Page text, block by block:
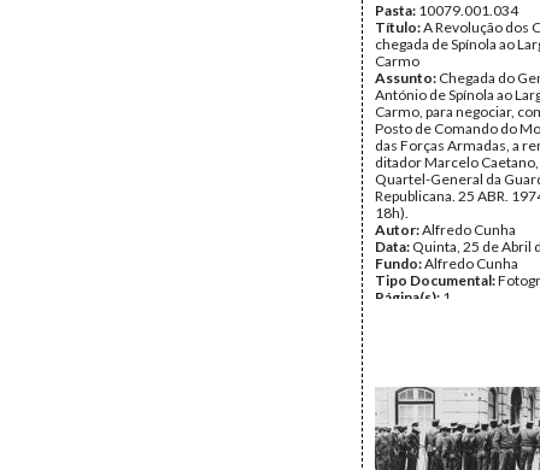
Pasta: 10079.001.034
Título:A Revolução dos
chegada de Spínola ao
Carmo
Assunto: Chegada do
António de Spínola ao
Carmo, para negociar,
Posto de Comando do
das Forças Armadas, a
ditador Marcelo
Quartel-General da
Republicana. 25 ABR.
18h).
Autor:Alfredo Cunha
Data: Quinta, 25 de Abril
Fundo:Alfredo Cunha
Tipo Documental:
Página(s): 1